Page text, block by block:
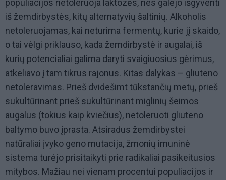
populiacijos netoleruoja laktozės, nes galėjo išgyventi
iš žemdirbystės, kitų alternatyvių šaltinių. Alkoholis
netoleruojamas, kai neturima fermentų, kurie jį skaido,
o tai vėlgi priklauso, kada žemdirbystė ir augalai, iš
kurių potencialiai galima daryti svaigiuosius gėrimus,
atkeliavo į tam tikrus rajonus. Kitas dalykas – gliuteno
netoleravimas. Prieš dvidešimt tūkstančių metų, prieš
sukultūrinant prieš sukultūrinant miglinių šeimos
augalus (tokius kaip kviečius), netoleruoti gliuteno
baltymo buvo įprasta. Atsiradus žemdirbystei
natūraliai įvyko geno mutacija, žmonių imuninė
sistema turėjo prisitaikyti prie radikaliai pasikeitusios
mitybos. Mažiau nei vienam procentui populiacijos ir